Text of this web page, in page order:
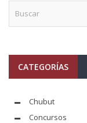
CATEGORÍAS
Chubut
Concursos